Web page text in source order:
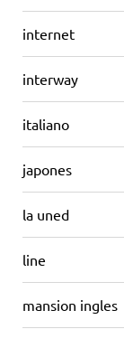
internet
interway
italiano
japones
la uned
line
mansion ingles